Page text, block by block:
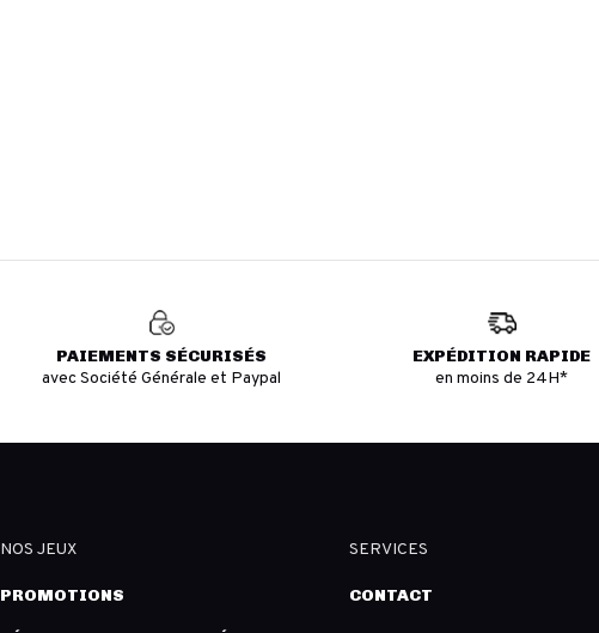
PAIEMENTS SÉCURISÉS
avec Société Générale et Paypal
EXPÉDITION RAPIDE
en moins de 24H*
NOS JEUX
PROMOTIONS
SERVICES
CONTACT